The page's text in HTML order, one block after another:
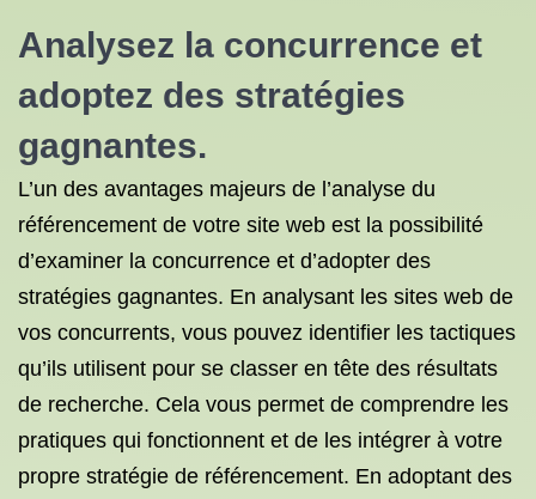
Analysez la concurrence et
adoptez des stratégies
gagnantes.
L’un des avantages majeurs de l’analyse du
référencement de votre site web est la possibilité
d’examiner la concurrence et d’adopter des
stratégies gagnantes. En analysant les sites web de
vos concurrents, vous pouvez identifier les tactiques
qu’ils utilisent pour se classer en tête des résultats
de recherche. Cela vous permet de comprendre les
pratiques qui fonctionnent et de les intégrer à votre
propre stratégie de référencement. En adoptant des